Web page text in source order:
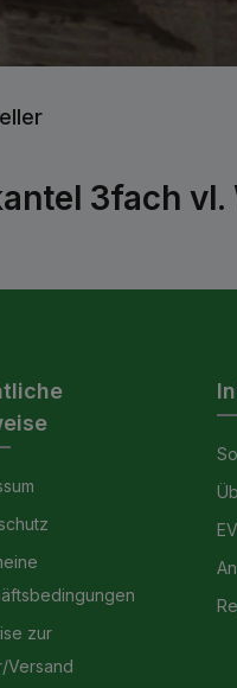
3fach vl.
zur
Versand